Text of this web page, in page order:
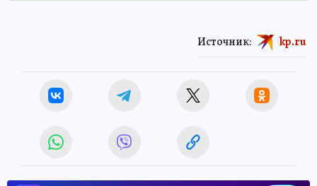
Источник: kp.ru